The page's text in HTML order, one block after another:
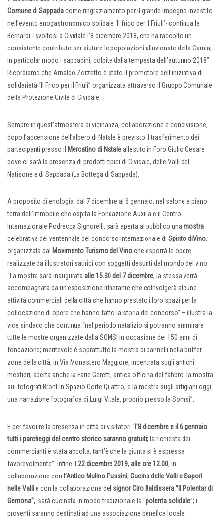
Comune di Sappadacome ringraziamento per il grande impegno investito
nell’evento enogastronomico solidale ‘Il frico per il Friuli’- continua la
Bernardi - svoltosi a Cividale l’8 dicembre 2018, che ha raccolto un
consistente contributo per aiutare le popolazioni alluvionate della Carnia,
in particolar modo i sappadini, colpite dalla tempesta dell’autunno 2018”.
Ricordiamo che Arnaldo Zorzetto è stato il promotore dell’iniziativa di
solidarietà “Il Frico per il Friuli” organizzata attraverso il Gruppo Comunale
della Protezione Civile di Cividale.
Sempre in quest’atmosfera di vicinanza, collaborazione e condivisione,
dopo l’accensione dell’albero di Natale è previsto il trasferimento dei
partecipanti presso il Mercatino di Nataleallestito in Foro Giulio Cesare
dove ci sarà la presenza di prodotti tipici di Cividale, delle Valli del
Natisone e di Sappada (La Bottega di Sappada).
A proposito di enologia, dal 7 dicembre al 6 gennaio, nel salone a piano
terra dell’immobile che ospita la Fondazione Auxilia e il Centro
Internazionale Podrecca Signorelli, sarà aperta al pubblico una mostra
celebrativa del ventennale del concorso internazionale di Spirito diVino,
organizzata dal Movimento Turismo del Vinoche esporrà le opere
realizzate da illustratori satirici con soggetti desunti dal mondo del vino.
“La mostra sarà inaugurata alle 15.30 del 7 dicembre; la stessa verrà
accompagnata da un’esposizione itinerante che coinvolgerà alcune
attività commerciali della città che hanno prestato i loro spazi per la
collocazione di opere che hanno fatto la storia del concorso” – illustra la
vice sindaco che continua “nel periodo natalizio si potranno ammirare
tutte le mostre organizzate dalla SOMSI in occasione dei 150 anni di
fondazione; meritevole è soprattutto la mostra di pannelli nella buffer
zone della città, in Via Monastero Maggiore, incentrata sugli antichi
mestieri; aperta anche la Farie Geretti, antica officina del fabbro, la mostra
sui fotografi Bront in Spazio Corte Quattro, e la mostra sugli artigiani oggi:
una narrazione fotografica di Luigi Vitale, proprio presso la Somsi”.
E per favorire la presenza in città di visitatori “l’8 dicembre e il 6 gennaio
tutti iparcheggi del centro storico saranno gratuiti; la richiesta dei
commercianti è stata accolta, tant’è che la giunta si è espressa
favorevolmente”. Infine il 22 dicembre 2019, alle ore 12.00, in
collaborazione con l’Antico Mulino Pussini, Cucina delle Valli e Sapori
nelle Vallie con la collaborazione del signor Ciro Baldissera “Il Polentar di
Gemona”, sarà cucinata in modo tradizionale la “polenta solidale”; i
proventi saranno destinati ad una associazione benefica locale.